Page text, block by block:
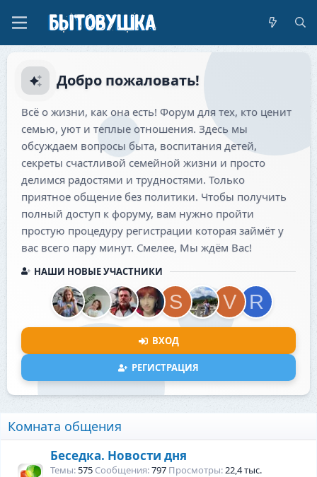
Добро пожаловать!
Всё о жизни, как она есть! Форум для тех, кто ценит
семью, уют и теплые отношения. Здесь мы
обсуждаем вопросы быта, воспитания детей,
секреты счастливой семейной жизни и просто
делимся радостями и трудностями. Только
приятное общение без политики. Чтобы получить
полный доступ к форуму, вам нужно пройти
простую процедуру регистрации которая займёт у
вас всего пару минут. Смелее, Мы ждём Вас!
НАШИ НОВЫЕ УЧАСТНИКИ
R
V
S
ВХОД
РЕГИСТРАЦИЯ
Комната общения
Беседка. Новости дня
Темы 575 Сообщения 797 Просмотры 22,4 тыс.